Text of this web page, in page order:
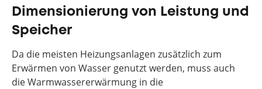
Dimensionierung von Leistung und
Speicher
Da die meisten Heizungsanlagen zusätzlich zum
Erwärmen von Wasser genutzt werden, muss auch
die Warmwassererwärmung in die